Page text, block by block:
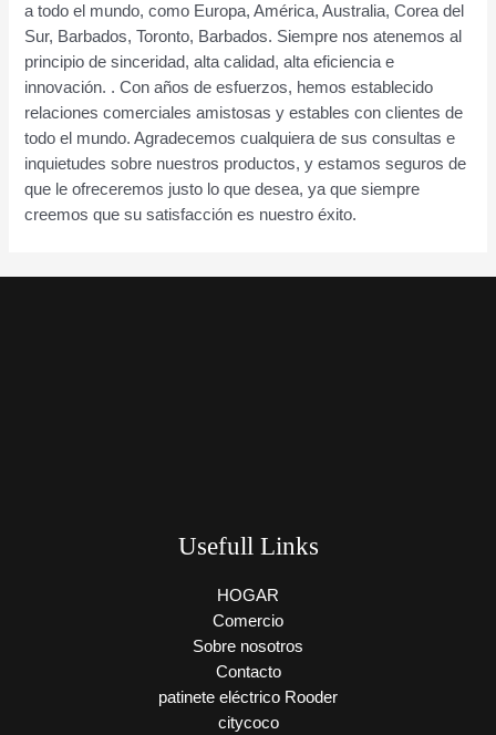
a todo el mundo, como Europa, América, Australia, Corea del
Sur, Barbados, Toronto, Barbados. Siempre nos atenemos al
principio de sinceridad, alta calidad, alta eficiencia e
innovación. . Con años de esfuerzos, hemos establecido
relaciones comerciales amistosas y estables con clientes de
todo el mundo. Agradecemos cualquiera de sus consultas e
inquietudes sobre nuestros productos, y estamos seguros de
que le ofreceremos justo lo que desea, ya que siempre
creemos que su satisfacción es nuestro éxito.
Usefull Links
HOGAR
Comercio
Sobre nosotros
Contacto
patinete eléctrico Rooder
citycoco